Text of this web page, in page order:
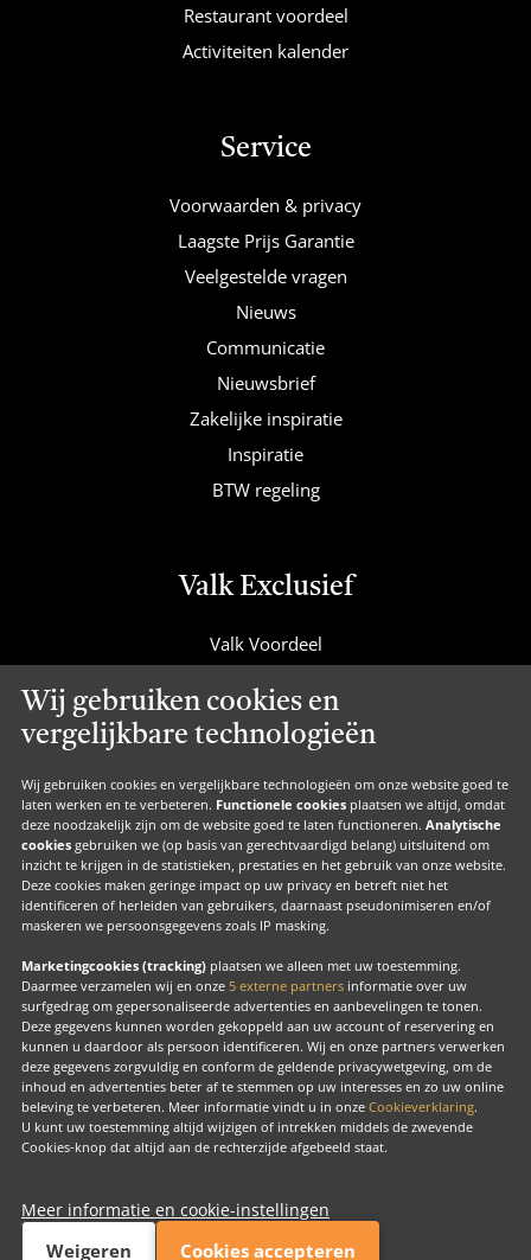
Wij gebruiken cookies en
vergelijkbare technologieën
Wij gebruiken cookies en vergelijkbare technologieën om onze website goed te
laten werken en te verbeteren. Functionele cookies plaatsen we altijd, omdat
deze noodzakelijk zijn om de website goed te laten functioneren. Analytische
cookies gebruiken we (op basis van gerechtvaardigd belang) uitsluitend om
inzicht te krijgen in de statistieken, prestaties en het gebruik van onze website.
Deze cookies maken geringe impact op uw privacy en betreft niet het
identificeren of herleiden van gebruikers, daarnaast pseudonimiseren en/of
maskeren we persoonsgegevens zoals IP masking.
Marketingcookies (tracking) plaatsen we alleen met uw toestemming.
Daarmee verzamelen wij en onze 5 externe partners informatie over uw
surfgedrag om gepersonaliseerde advertenties en aanbevelingen te tonen.
Deze gegevens kunnen worden gekoppeld aan uw account of reservering en
kunnen u daardoor als persoon identificeren. Wij en onze partners verwerken
deze gegevens zorgvuldig en conform de geldende privacywetgeving, om de
inhoud en advertenties beter af te stemmen op uw interesses en zo uw online
beleving te verbeteren. Meer informatie vindt u in onze Cookieverklaring.
U kunt uw toestemming altijd wijzigen of intrekken middels de zwevende
Cookies-knop dat altijd aan de rechterzijde afgebeeld staat.
Meer informatie en cookie-instellingen
Weigeren Cookies accepteren
Restaurant voordeel
Activiteiten kalender
Service
Voorwaarden & privacy
Laagste Prijs Garantie
Veelgestelde vragen
Nieuws
Communicatie
Nieuwsbrief
Zakelijke inspiratie
Inspiratie
BTW regeling
Valk Exclusief
Valk Voordeel
Valk Suites
Valk Jobs
Valk Exclusief Membership
Valk Voor Thuis
Valk Exclusief Zakelijk
MVO
Contact
FacebookInstagramLinkedIn
Copyright
Valk Exclusief